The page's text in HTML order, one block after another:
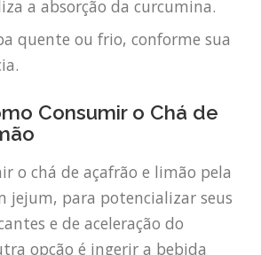
a absorção da curcumina.
quente ou frio, conforme sua
Consumir o Chá de
o chá de açafrão e limão pela
jejum, para potencializar seus
e de aceleração do
opção é ingerir a bebida